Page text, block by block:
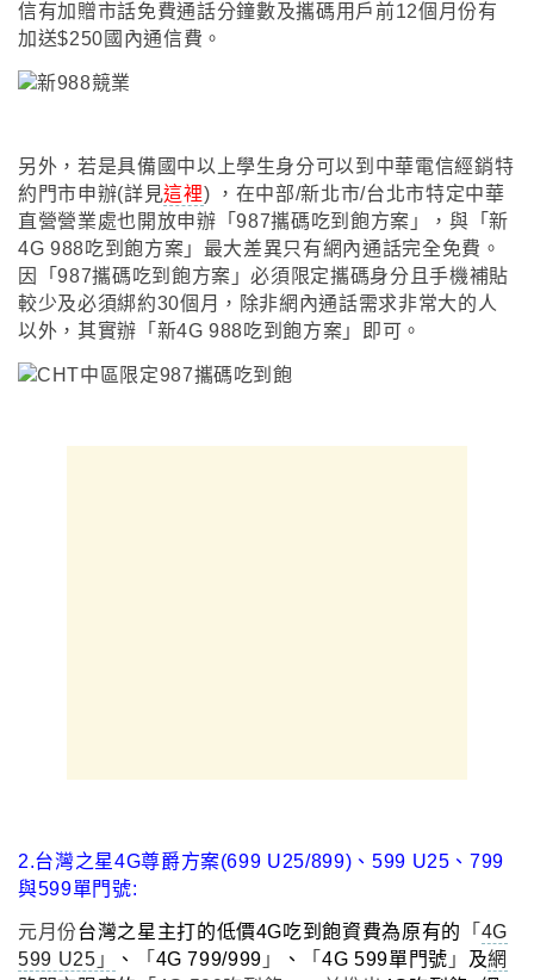
信有加贈市話免費通話分鐘數及攜碼用戶前12個月份有
加送$250國內通信費。
另外 ，若是具備國中以上學生身分可以到中華電信經銷特
約門市申辦(詳見這裡) ， 在中部/新北市/台北市特定中華
直營營業處也開放申辦 「987攜碼吃到飽方案 」 ，與 「新
4G 988吃到飽方案 」最大差異只有網內通話完全免費 。
因
「987攜碼吃到飽方案 」必須限定攜碼身分且手機補貼
較少及必須綁約30個月 ， 除非網內通話需求非常大的人
以外 ， 其實辦 「新4G988吃到飽方案 」即可 。
2.台灣之星4G尊爵方案(699 U25/899) 、 599 U25、799
與599單門號:
元月份台灣之星主打的低價4G吃到飽資費為原有的 「 4G
599 U25 」 、 「 4G 799/999 」 、 「4G 599單門號 」 及網